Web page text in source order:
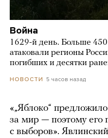
Война
1629-й день. Больше
атаковали регионы
погибших и десятки
НОВОСТИ 5 часов назад
«„Яблоко“
за мир — поэтому его
с выборов».